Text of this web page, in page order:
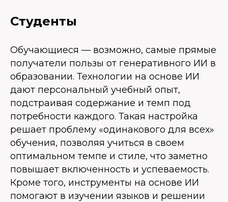
Студенты
Обучающиеся — возможно, самые прямые
получатели пользы от генеративного ИИ в
образовании. Технологии на основе ИИ
дают персональный учебный опыт,
подстраивая содержание и темп под
потребности каждого. Такая настройка
решает проблему «одинакового для всех»
обучения, позволяя учиться в своем
оптимальном темпе и стиле, что заметно
повышает включенность и успеваемость.
Кроме того, инструменты на основе ИИ
помогают в изучении языков и решении